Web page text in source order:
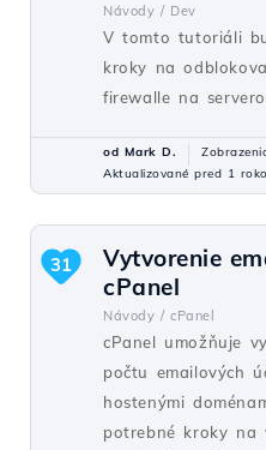
Návody / Dev
V tomto tutoriáli
kroky na
firewalle na
od Mark D.
Aktualizované pred 1
Vytvorenie
cPanel
Návody / cPanel
cPanel umožňuje
počtu emailových
hostenými
potrebné kroky na
31